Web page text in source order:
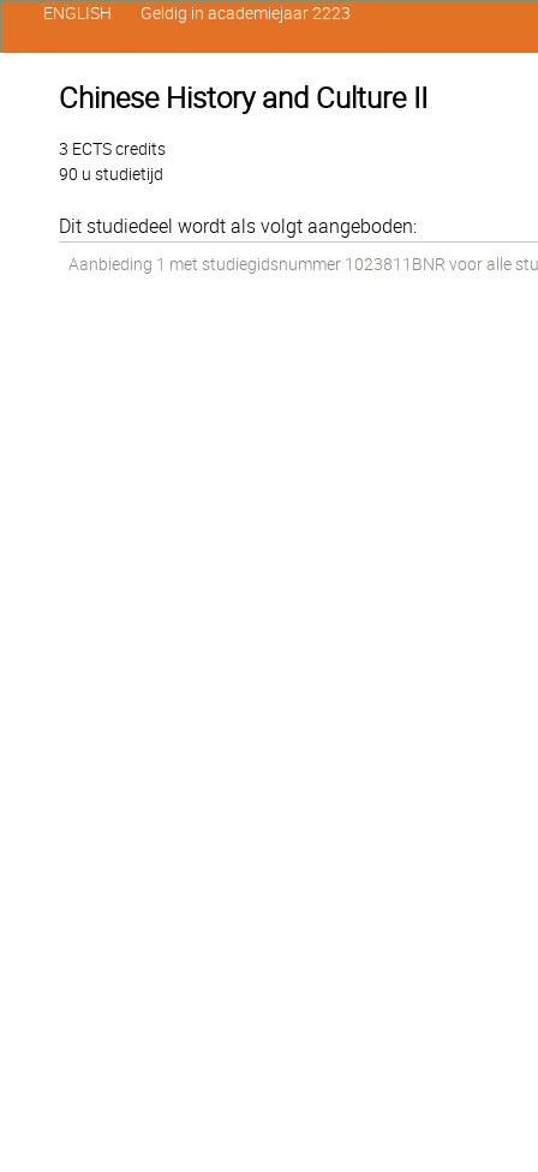
Chinese History and Culture II
3 ECTS credits
90 u studietijd
Dit studiedeel wordt als volgt aangeboden:
Aanbieding 1 met studiegidsnummer 1023811BNR voor alle
ENGLISH Geldig in academiejaar 2223